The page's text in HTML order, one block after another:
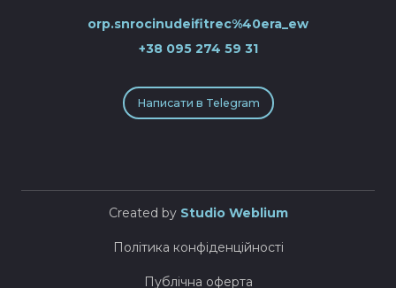
orp.snrocinudeifitrec%40era_ew
+38 095 274 59 31
Написати в Telegram
Created by Studio Weblium
Політика конфіденційності
Публічна оферта